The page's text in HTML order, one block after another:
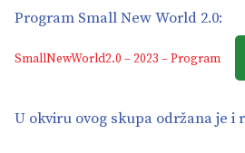
Program Small New World 2.0:
SmallNewWorld2.0 – 2023 – Program
U okviru ovog skupa održana je i